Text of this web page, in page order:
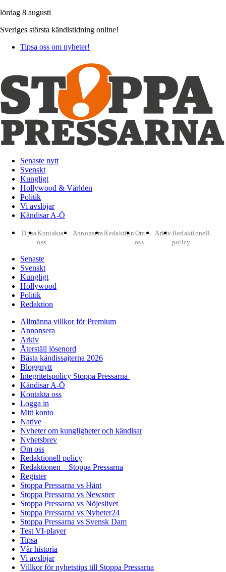
lördag 8 augusti
Sveriges största kändistidning online!
Tipsa oss om nyheter!
Senaste nytt
Svenskt
Kungligt
Hollywood & Världen
Politik
Vi avslöjar
Kändisar A-Ö
TipsaKontakta
oss
AnnonseraRedaktion Om
oss
Arkiv Redaktionell
policy
Senaste
Svenskt
Kungligt
Hollywood
Politik
Redaktion
Allmänna villkor för Premium
Annonsera
Arkiv
Återställ lösenord
Bästa kändissajterna 2026
Bloggnytt
Integritetspolicy Stoppa Pressarna
Kändisar A-Ö
Kontakta oss
Logga in
Mitt konto
Native
Nyheter om kungligheter och kändisar
Nyhetsbrev
Om oss
Redaktionell policy
Redaktionen – Stoppa Pressarna
Register
Stoppa Pressarna vs Hänt
Stoppa Pressarna vs Newsner
Stoppa Pressarna vs Nöjeslivet
Stoppa Pressarna vs Nyheter24
Stoppa Pressarna vs Svensk Dam
Test VI-player
Tipsa
Vår historia
Vi avslöjar
Villkor för nyhetstips till Stoppa Pressarna